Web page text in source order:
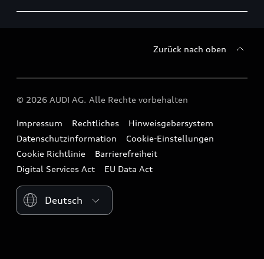
Zurück nach oben
© 2026 AUDI AG. Alle Rechte vorbehalten
Impressum Rechtliches
Hinweisgebersystem
Datenschutzinformation
Cookie-Einstellungen
Cookie Richtlinie
Barrierefreiheit
Digital Services Act
EU Data Act
Please select country